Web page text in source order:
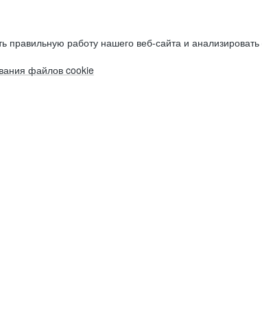
работу нашего веб-сайта и анализировать
файлов cookie